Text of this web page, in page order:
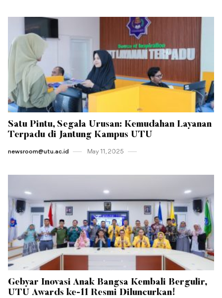
Satu Pintu, Segala Urusan: Kemudahan Layanan
Terpadu di Jantung Kampus UTU
newsroom@utu.ac.id May 11 , 2025
Gebyar Inovasi Anak Bangsa Kembali Bergulir,
UTU Awards ke-11 Resmi Diluncurkan!